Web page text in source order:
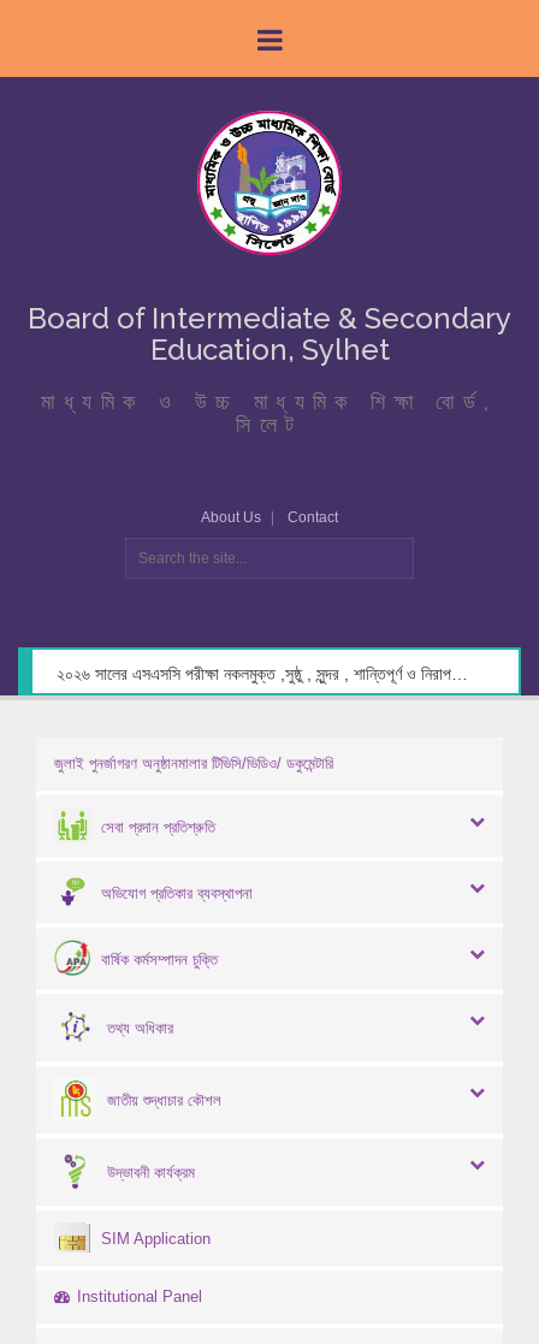
Board of Intermediate & Secondary
Education, Sylhet
মাধ্যমিক ও উচ্চ মাধ্যমিক শিক্ষা বোর্ড,
সিলেট
About Us Contact
জুলাই পুনর্জাগরণ অনুষ্ঠানমালার টিভিসি/ভিডিও/ ডকুমেন্টারি
সেবা প্রদান প্রতিশ্রুতি
অভিযোগ প্রতিকার ব্যবস্থাপনা
বার্ষিক কর্মসম্পাদন চুক্তি
তথ্য অধিকার
জাতীয় শুদ্ধাচার কৌশল
উদ্ভাবনী কার্যক্রম
SIM Application
Institutional Panel